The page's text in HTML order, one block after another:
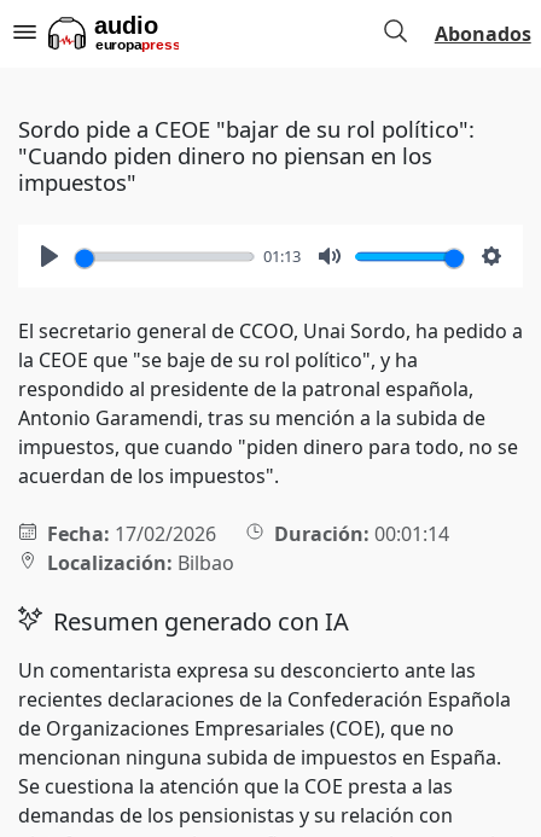
Abonados
Sordo pide a CEOE "bajar de su rol político":
"Cuando piden dinero no piensan en los
impuestos"
01:13
El secretario general de CCOO, Unai Sordo, ha pedido a
la CEOE que "se baje de su rol político", y ha
respondido al presidente de la patronal española,
Antonio Garamendi, tras su mención a la subida de
impuestos, que cuando "piden dinero para todo, no se
acuerdan de los impuestos".
Fecha: 17/02/2026 Duración: 00:01:14
Localización: Bilbao
Resumen generado con IA
Un comentarista expresa su desconcierto ante las
recientes declaraciones de la Confederación Española
de Organizaciones Empresariales (COE), que no
mencionan ninguna subida de impuestos en España.
Se cuestiona la atención que la COE presta a las
demandas de los pensionistas y su relación con